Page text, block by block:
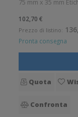
75 mm x 35 mm
polipropilene con
mm. Diametro
102,70 €
Prezzo di listino:
Pronta consegna
Quota
Confronta